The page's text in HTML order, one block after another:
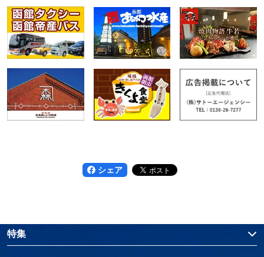
シェア
特集